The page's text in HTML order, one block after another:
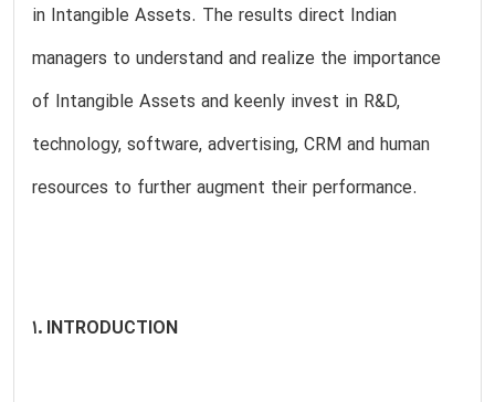
in Intangible Assets. The results direct Indian
managers to understand and realize the importance
of Intangible Assets and keenly invest in R&D,
technology, software, advertising, CRM and human
resources to further augment their performance.
1. INTRODUCTION